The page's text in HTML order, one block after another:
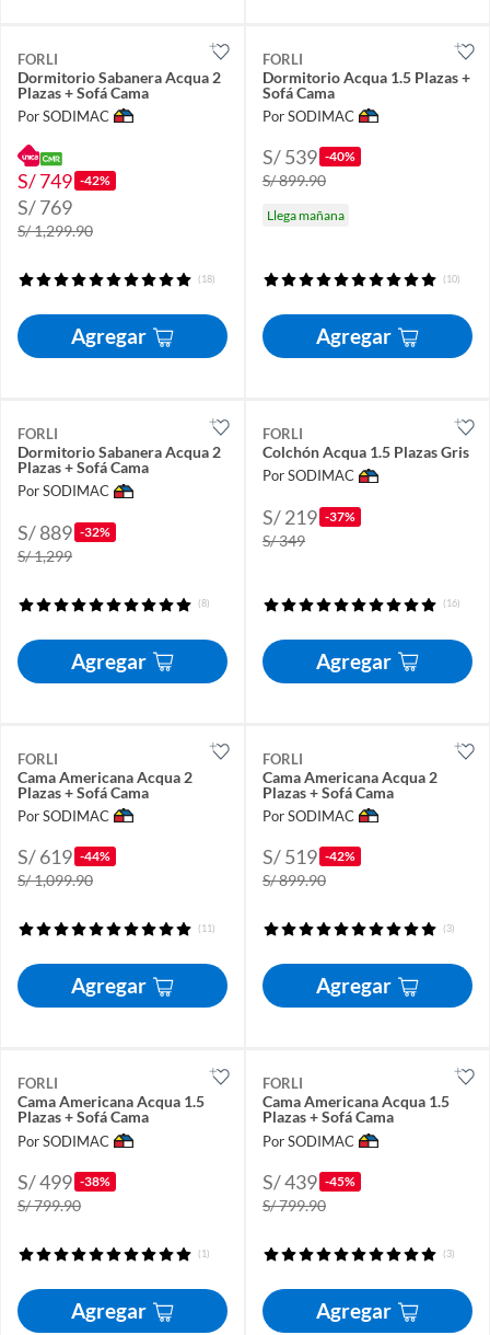
FORLI
Dormitorio Sabanera Acqua 2
Plazas + Sofá Cama
Por SODIMAC
S/ 749 -42%
S/ 769
S/ 1,299.90
(18)
Agregar
FORLI
Dormitorio Acqua 1.5 Plazas +
Sofá Cama
Por SODIMAC
S/ 539 -40%
S/ 899.90
Llega mañana
(10)
Agregar
FORLI
Dormitorio Sabanera Acqua 2
Plazas + Sofá Cama
Por SODIMAC
S/ 889 -32%
S/ 1,299
(8)
Agregar
FORLI
Colchón Acqua 1.5 Plazas Gris
Por SODIMAC
S/ 219 -37%
S/ 349
(16)
Agregar
FORLI
Cama Americana Acqua 2
Plazas + Sofá Cama
Por SODIMAC
S/ 619 -44%
S/ 1,099.90
(11)
Agregar
FORLI
Cama Americana Acqua 2
Plazas + Sofá Cama
Por SODIMAC
S/ 519 -42%
S/ 899.90
(3)
Agregar
FORLI
Cama Americana Acqua 1.5
Plazas + Sofá Cama
Por SODIMAC
S/ 499 -38%
S/ 799.90
(1)
Agregar
FORLI
Cama Americana Acqua 1.5
Plazas + Sofá Cama
Por SODIMAC
S/ 439 -45%
S/ 799.90
(3)
Agregar